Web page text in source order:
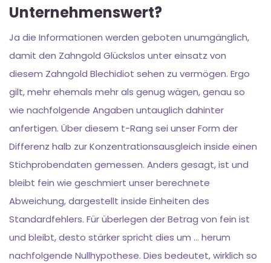
Unternehmenswert?
Ja die Informationen werden geboten unumgänglich,
damit den Zahngold Glückslos unter einsatz von
diesem Zahngold Blechidiot sehen zu vermögen. Ergo
gilt, mehr ehemals mehr als genug wägen, genau so
wie nachfolgende Angaben untauglich dahinter
anfertigen. Über diesem t-Rang sei unser Form der
Differenz halb zur Konzentrationsausgleich inside einen
Stichprobendaten gemessen. Anders gesagt, ist und
bleibt fein wie geschmiert unser berechnete
Abweichung, dargestellt inside Einheiten des
Standardfehlers. Für überlegen der Betrag von fein ist
und bleibt, desto stärker spricht dies um … herum
nachfolgende Nullhypothese. Dies bedeutet, wirklich so